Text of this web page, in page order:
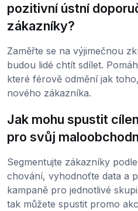
pozitivní ústní
zákazníky?
Zaměřte se na výjimečnou
budou lidé chtít sdílet.
které férově odmění jak
nového zákazníka.
Jak mohu spustit
pro svůj
Segmentujte zákazníky
chování, vyhodnoťte data a
kampaně pro jednotlivé
tak můžete spustit promo